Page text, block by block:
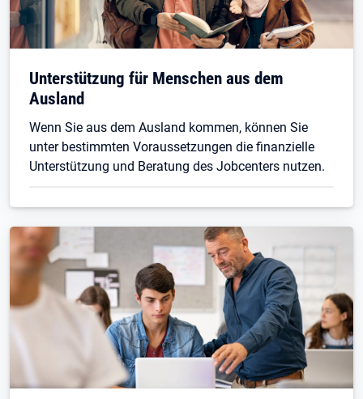
Unterstützung für Menschen aus dem
Ausland
Wenn Sie aus dem Ausland kommen, können Sie
unter bestimmten Voraussetzungen die finanzielle
Unterstützung und Beratung des Jobcenters nutzen.